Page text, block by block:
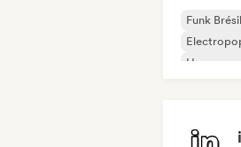
Funk
House